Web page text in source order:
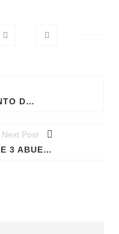
HAY UN INCREMENTO DE CONTAGIOS DE VIH ENTRE PERSONAS JÓVENES EN AMÉRICA LATINA: ONUSIDA
Next Post
"CITLALI TIENE 3 ABUELAS": EL CUENTO QUE EXPLICA A LOS NIÑOS LA "CITLALI TIENE 3 ABUELAS": EL CUENTO QUE EXPLICA A LOS NIÑOS LA TRANSEXUALIDAD